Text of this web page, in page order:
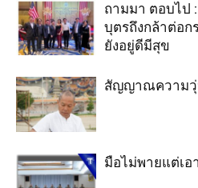
ถามมา ตอบไป
บุตรถึงกล้าต่อก
ยังอยู่ดีมีสุข
สัญญาณความวุ่
มือไม่พายแต่เอ